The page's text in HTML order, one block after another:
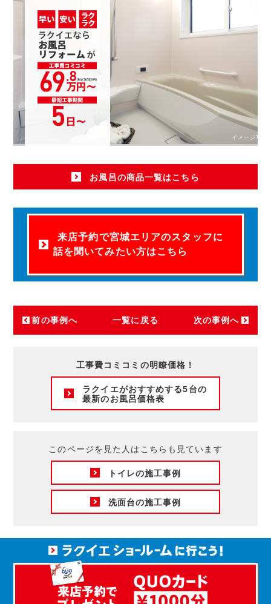
イメージ写真
お風呂の商品一覧はこちら
来店予約で宮城エリアのスタッフに
話を聞いてみたい方はこちら
前の事例へ 一覧に戻る 次の事例へ
工事費コミコミの明瞭価格！
ラクイエがおすすめする5台の
最新のお風呂価格表
このページを見た人はこちらも見ています
トイレの施工事例
洗面台の施工事例